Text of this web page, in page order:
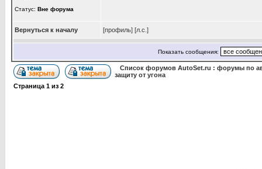
Статус: Вне форума
Вернуться к началу [профиль] [л.с.]
Показать сообщения:
Список форумов AutoSet.ru : форумы по
защиту от угона
Страница 1 из 2